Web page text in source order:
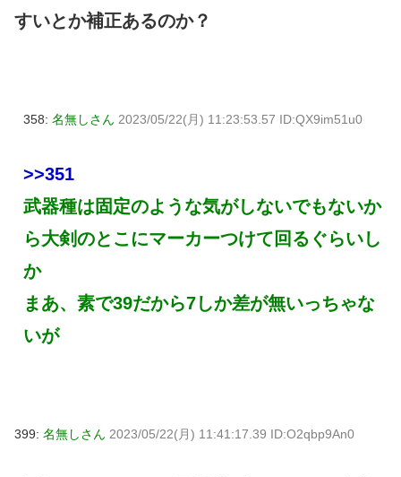
すいとか補正あるのか？
358: 名無しさん 2023/05/22(月) 11:23:53.57 ID:QX9im51u0
>>351
武器種は固定のような気がしないでもないか
ら大剣のとこにマーカーつけて回るぐらいし
か
まあ、素で39だから7しか差が無いっちゃな
いが
399: 名無しさん 2023/05/22(月) 11:41:17.39 ID:O2qbp9An0